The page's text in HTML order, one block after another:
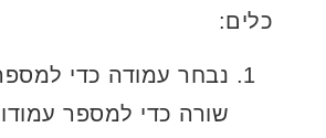
כלים:
נבחר עמודה כדי
שורה כדי למספר